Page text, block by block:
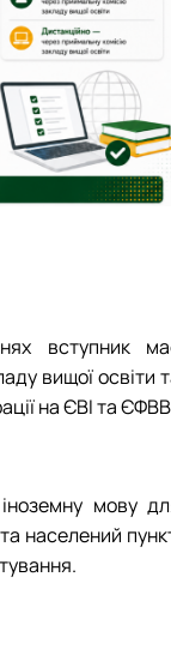
вступник
вищої освіти
на ЄВІ та
мову
населений